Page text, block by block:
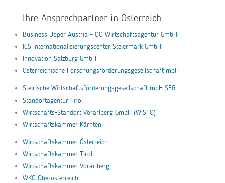
Ihre Ansprechpartner in Österreich
Business Upper Austria – OÖ Wirtschaftsagentur GmbH
ICS Internationalisierungscenter Steiermark GmbH
Innovation Salzburg GmbH
Österreichische Forschungsförderungsgesellschaft mbH
Steirische Wirtschaftsförderungsgesellschaft mbH SFG
Standortagentur Tirol
Wirtschafts-Standort Vorarlberg GmbH (WISTO)
Wirtschaftskammer Kärnten
Wirtschaftskammer Österreich
Wirtschaftskammer Tirol
Wirtschaftskammer Vorarlberg
WKO Oberösterreich